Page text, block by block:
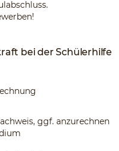
bei der Schülerhilfe
ggf. anzurechnen